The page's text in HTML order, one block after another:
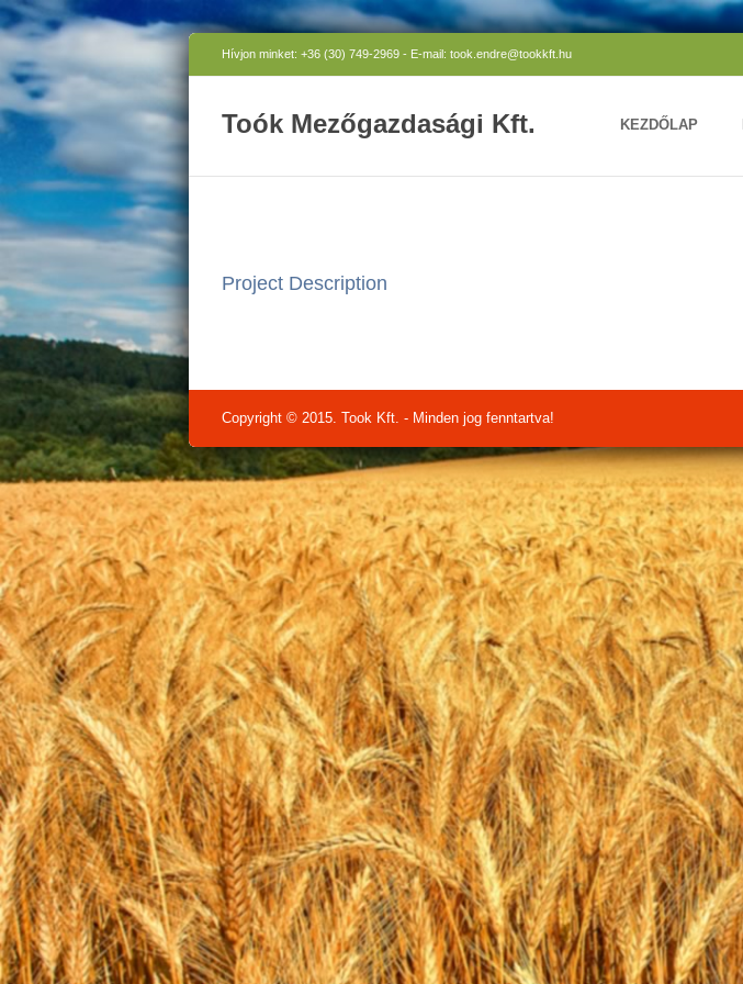
Hívjon minket: +36 (30) 749-2969 - E-mail: took.endre@tookkft.hu
Toók Mezőgazdasági Kft. KEZDŐLAP
Project Description
Copyright © 2015. Took Kft. - Minden jog fenntartva!